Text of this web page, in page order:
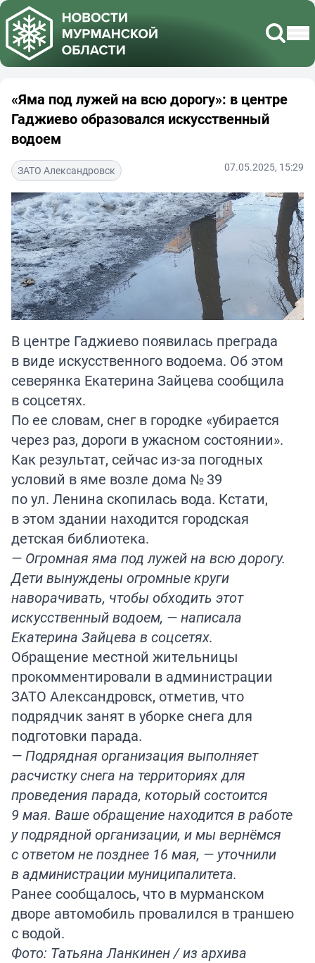
«Яма под лужей на всю дорогу»: в центре
Гаджиево образовался искусственный
водоем
ЗАТО Александровск 07.05.2025, 15:29
В центре Гаджиево появилась преграда
в виде искусственного водоема. Об этом
северянка Екатерина Зайцева сообщила
в соцсетях.
По ее словам, снег в городке «убирается
через раз, дороги в ужасном состоянии».
Как результат, сейчас из-за погодных
условий в яме возле дома № 39
по ул. Ленина скопилась вода. Кстати,
в этом здании находится городская
детская библиотека.
— Огромная яма под лужей на всю дорогу.
Дети вынуждены огромные круги
наворачивать, чтобы обходить этот
искусственный водоем, — написала
Екатерина Зайцева в соцсетях.
Обращение местной жительницы
прокомментировали в администрации
ЗАТО Александровск, отметив, что
подрядчик занят в уборке снега для
подготовки парада.
— Подрядная организация выполняет
расчистку снега на территориях для
проведения парада, который состоится
9 мая. Ваше обращение находится в работе
у подрядной организации, и мы вернёмся
с ответом не позднее 16 мая, — уточнили
в администрации муниципалитета.
Ранее сообщалось, что в мурманском
дворе автомобиль провалился в траншею
с водой.
Фото: Татьяна Ланкинен / из архива